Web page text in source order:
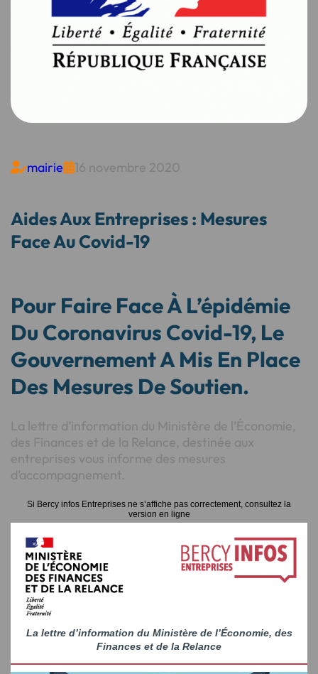
mairie16 novembre 2020
Aides Aux Entreprises : Mesures
Face Au Covid-19
Pour Faire Face À L’épidémie
Du Coronavirus Covid-19, Le
Gouvernement A Mis En Place
Des Mesures De Soutien.
La lettre d’information du Ministère de l’Économie,
des Finances et de la Relance, destinée aux
entreprises vous informe des mesures
d’accompagnement.
Si Bercy infos Entreprises ne s’affiche pas correctement, consultez la
version en ligne
La lettre d’information du Ministère de l’Économie, des
Finances et de la Relance